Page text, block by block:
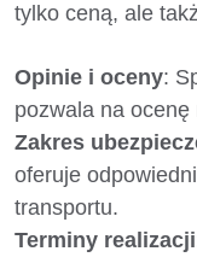
tylko ceną, ale
Opinie i oceny:
pozwala na
Zakres
oferuje
transportu.
Terminy realizacji